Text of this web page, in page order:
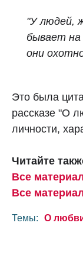
"У людей,
бывает на
они
Это была
рассказе "О
личности,
Читайте
Все
Все
Темы: О